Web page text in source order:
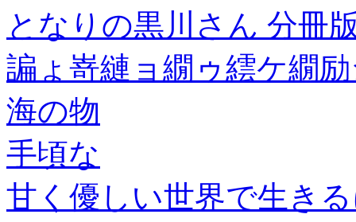
となりの黒川さん 分冊
諞ょ嵜縺ョ繝ゥ繧ケ繝
海の物
手頃な
甘く優しい世界で生き